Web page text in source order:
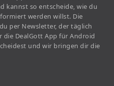
kannst so entscheide, wie du
werden willst. Die
per Newsletter, der täglich
DealGott App für Android
und wir bringen dir die